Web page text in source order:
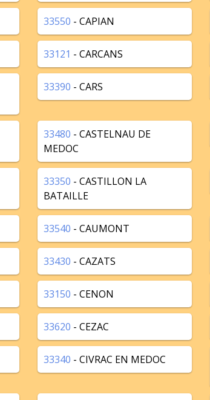
33550 - CAPIAN
33121 - CARCANS
33390 - CARS
33480 - CASTELNAU DE
MEDOC
33350 - CASTILLON LA
BATAILLE
33540 - CAUMONT
33430 - CAZATS
33150 - CENON
33620 - CEZAC
33340 - CIVRAC EN MEDOC